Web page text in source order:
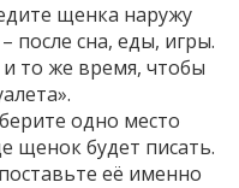
щенка наружу
после сна, еды, игры.
то же время, чтобы
одно место
щенок будет писать.
её именно